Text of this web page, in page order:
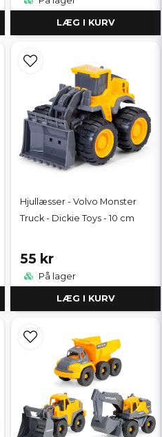
LÆG I KURV
Hjullæsser - Volvo Monster
Truck - Dickie Toys - 10 cm
55 kr
På lager
LÆG I KURV